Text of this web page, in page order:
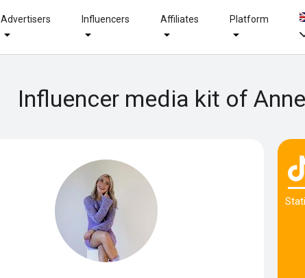
Advertisers Influencers Affiliates Platform
Influencer media kit of